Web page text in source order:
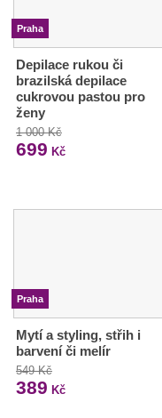
Praha
Depilace rukou či
brazilská depilace
cukrovou pastou pro
ženy
1 000 Kč
699 Kč
Praha
Mytí a styling, střih i
barvení či melír
549 Kč
389 Kč